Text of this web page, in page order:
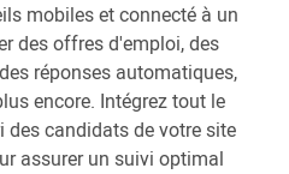
mobiles et connecté à un
des offres d'emploi, des
réponses automatiques,
encore. Intégrez tout le
des candidats de votre site
assurer un suivi optimal